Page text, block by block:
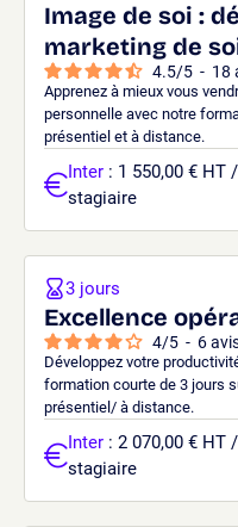
Image de soi :
marketing de
4.5/5 - 18
Apprenez à mieux vous
personnelle avec notre
présentiel et à distance.
Inter : 1 550,00 € HT /
stagiaire
Excellence
4/5 - 6
Développez votre
formation courte de 3 jours
présentiel/ à distance.
3 jours
Inter : 2 070,00 € HT /
stagiaire